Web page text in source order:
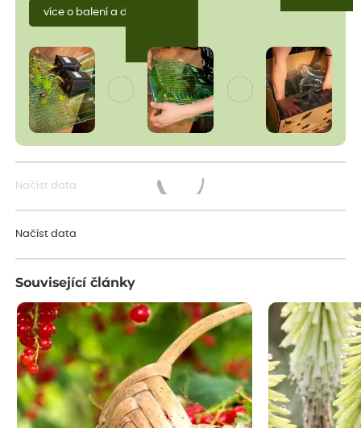
více o balení a dopravě
Načíst data
Načíst data
Související články